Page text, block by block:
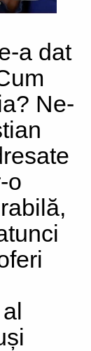
a dat
Ne-
o